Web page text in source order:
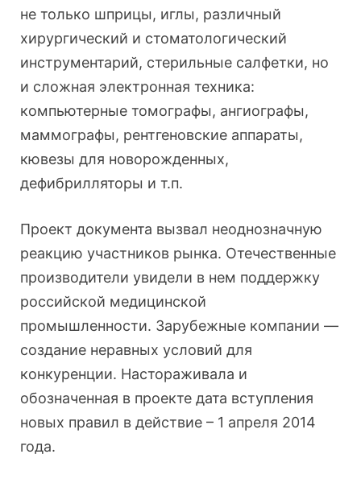
не только шприцы, иглы, различный
хирургический и стоматологический
инструментарий, стерильные салфетки, но
и сложная электронная техника:
компьютерные томографы, ангиографы,
маммографы, рентгеновские аппараты,
кювезы для новорожденных,
дефибрилляторы и т.п.
Проект документа вызвал неоднозначную
реакцию участников рынка. Отечественные
производители увидели в нем поддержку
российской медицинской
промышленности. Зарубежные компании —
создание неравных условий для
конкуренции. Настораживала и
обозначенная в проекте дата вступления
новых правил в действие – 1 апреля 2014
года.